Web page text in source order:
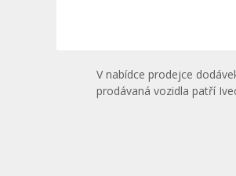
V nabídce prodejce
prodávaná vozidla patří